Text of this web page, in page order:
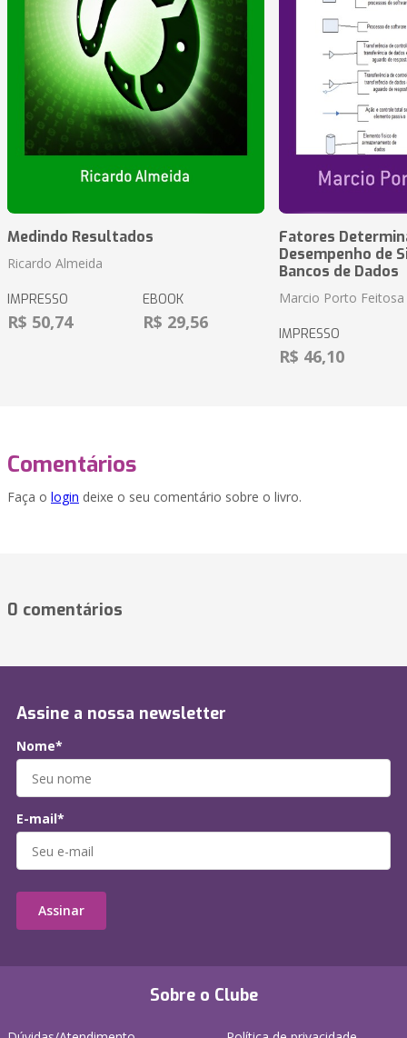
Medindo Resultados
Ricardo Almeida
IMPRESSO
R$ 50,74
EBOOK
R$ 29,56
Fatores
Desempenho de
Bancos de Dados
Marcio Porto Feitosa
IMPRESSO
R$ 46,10
Comentários
Faça o login deixe o seu comentário sobre o livro.
0 comentários
Sobre o Clube
Assine a nossa newsletter
Nome*
E-mail*
Assinar